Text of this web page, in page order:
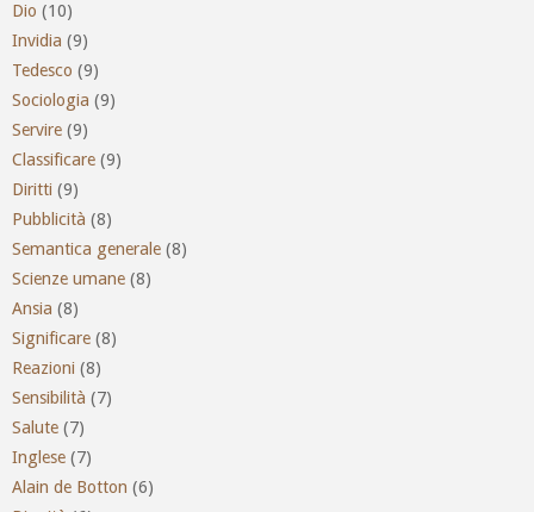
Dio (10)
Invidia (9)
Tedesco (9)
Sociologia (9)
Servire (9)
Classificare (9)
Diritti (9)
Pubblicità (8)
Semantica generale (8)
Scienze umane (8)
Ansia (8)
Significare (8)
Reazioni (8)
Sensibilità (7)
Salute (7)
Inglese (7)
Alain de Botton (6)